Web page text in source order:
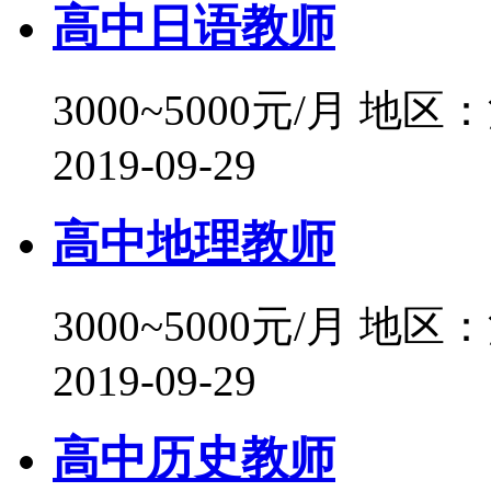
高中日语教师
3000~5000元/月 地区
2019-09-29
高中地理教师
3000~5000元/月 地区
2019-09-29
高中历史教师